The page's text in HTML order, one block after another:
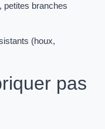
petites branches
(houx,
pas